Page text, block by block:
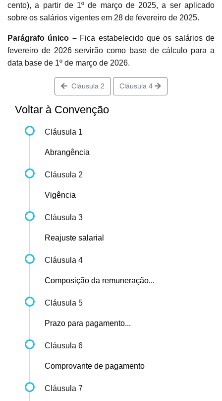
cento), a partir de 1º de março de 2025, a ser aplicado
sobre os salários vigentes em 28 de fevereiro de 2025.
Parágrafo único –Fica estabelecido que os salários de
fevereiro de 2026 servirão como base de cálculo para a
data base de 1º de março de 2026.
Cláusula 2 Cláusula 4
Voltar à Convenção
Cláusula 1
Abrangência
Cláusula 2
Vigência
Cláusula 3
Reajuste salarial
Cláusula 4
Composição da remuneração...
Cláusula 5
Prazo para pagamento...
Cláusula 6
Comprovante de pagamento
Cláusula 7